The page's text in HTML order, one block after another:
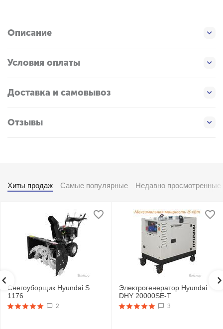
Описание
Условия оплаты
Доставка и самовывоз
Отзывы
Хиты продаж Самые популярные Недавно просмотренные
Снегоуборщик Hyundai S
1176
2
Электрогенератор Hyundai
DHY 20000SE-T
3